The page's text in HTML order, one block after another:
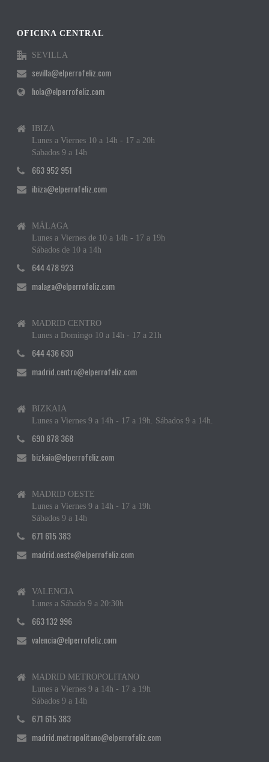
OFICINA CENTRAL
SEVILLA
sevilla@elperrofeliz.com
hola@elperrofeliz.com
IBIZA
Lunes a Viernes 10 a 14h - 17 a 20h
Sabados 9 a 14h
663 952 951
ibiza@elperrofeliz.com
MÁLAGA
Lunes a Viernes de 10 a 14h - 17 a 19h
Sábados de 10 a 14h
644 478 923
malaga@elperrofeliz.com
MADRID CENTRO
Lunes a Domingo 10 a 14h - 17 a 21h
644 436 630
madrid.centro@elperrofeliz.com
BIZKAIA
Lunes a Viernes 9 a 14h - 17 a 19h. Sábados 9 a 14h.
690 878 368
bizkaia@elperrofeliz.com
MADRID OESTE
Lunes a Viernes 9 a 14h - 17 a 19h
Sábados 9 a 14h
671 615 383
madrid.oeste@elperrofeliz.com
VALENCIA
Lunes a Sábado 9 a 20:30h
663 132 996
valencia@elperrofeliz.com
MADRID METROPOLITANO
Lunes a Viernes 9 a 14h - 17 a 19h
Sábados 9 a 14h
671 615 383
madrid.metropolitano@elperrofeliz.com